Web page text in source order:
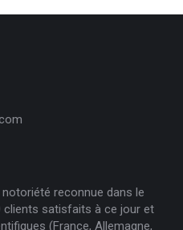
reconnue dans le
clients satisfaits à ce jour et
(France, Allemagne,